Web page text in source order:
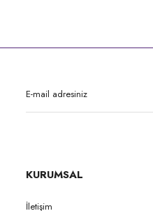
KURUMSAL
İletişim